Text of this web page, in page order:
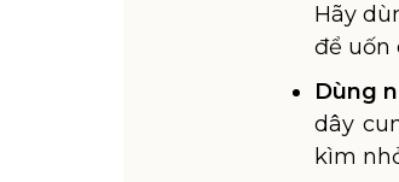
Hãy
để uốn
Dùng
dây
kìm